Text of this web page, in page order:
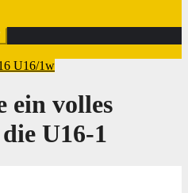
U16/1w
ein volles
U16-1